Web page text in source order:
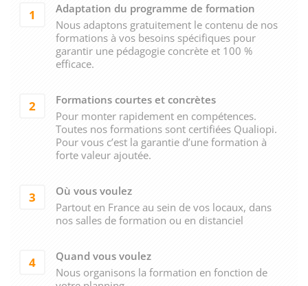
1
Adaptation du programme de formation
Nous adaptons gratuitement le contenu de nos
formations à vos besoins spécifiques pour
garantir une pédagogie concrète et 100 %
efficace.
2
Formations courtes et concrètes
Pour monter rapidement en compétences.
Toutes nos formations sont certifiées Qualiopi.
Pour vous c’est la garantie d’une formation à
forte valeur ajoutée.
3
Où vous voulez
Partout en France au sein de vos locaux, dans
nos salles de formation ou en distanciel
4
Quand vous voulez
Nous organisons la formation en fonction de